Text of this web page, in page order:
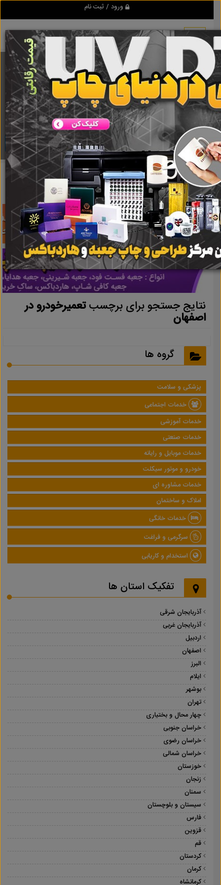
ورود / ثبت نام
برنامه اندروید تبلیغ شو
مرجع نیازمندیها و تبلیغات اینترنتی
دانلود
تبلیغ شو تعمیرخودرو در اصفهان نتایج جستجو برای برچسب
تعمیرخودرو
در اصفهان
نتایج جستجو برای برچسبتعمیرخودرو در
اصفهان
گروه ها
پزشکی و سلامت
خدمات اجتماعی
خدمات آموزشی
خدمات صنعتی
خدمات موبایل و رایانه
خودرو و موتور سیکلت
خدمات مشاوره ای
املاک و ساختمان
خدمات خانگی
سرگرمی و فراغت
استخدام و کاریابی
تفکیک استان ها
آذربایجان شرقی
آذربایجان غربی
اردبیل
اصفهان
البرز
ایلام
بوشهر
تهران
چهار محال و بختیاری
خراسان جنوبی
خراسان رضوی
خراسان شمالی
خوزستان
زنجان
سمنان
سیستان و بلوچستان
فارس
قزوین
قم
کردستان
کرمان
کرمانشاه